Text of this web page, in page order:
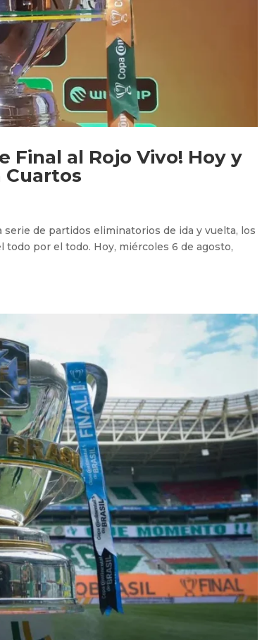
Final al Rojo Vivo! Hoy y
Cuartos
serie de partidos eliminatorios de ida y vuelta, los
todo por el todo. Hoy, miércoles 6 de agosto,